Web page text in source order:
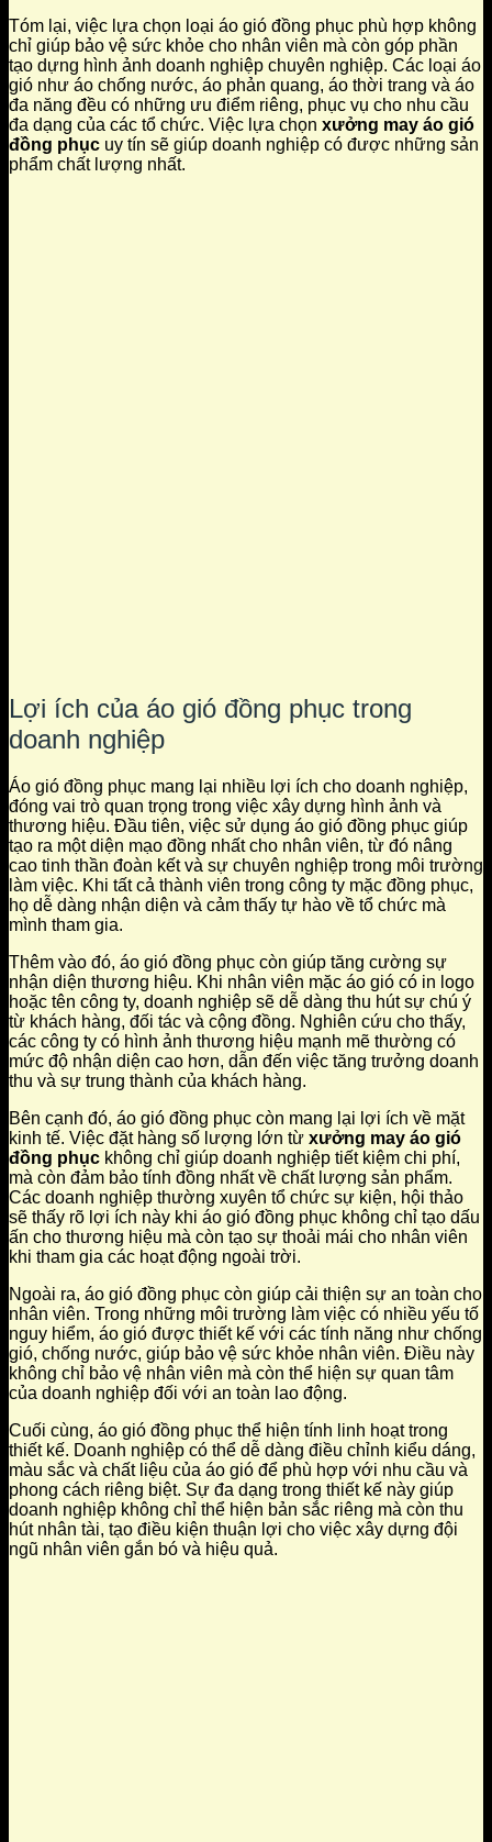
Tóm lại, việc lựa chọn loại áo gió đồng phục phù hợp không
chỉ giúp bảo vệ sức khỏe cho nhân viên mà còn góp phần
tạo dựng hình ảnh doanh nghiệp chuyên nghiệp. Các loại áo
gió như áo chống nước, áo phản quang, áo thời trang và áo
đa năng đều có những ưu điểm riêng, phục vụ cho nhu cầu
đa dạng của các tổ chức. Việc lựa chọn xưởng may áo gió
đồng phục uy tín sẽ giúp doanh nghiệp có được những sản
phẩm chất lượng nhất.
Lợi ích của áo gió đồng phục trong
doanh nghiệp
Áo gió đồng phục mang lại nhiều lợi ích cho doanh nghiệp,
đóng vai trò quan trọng trong việc xây dựng hình ảnh và
thương hiệu. Đầu tiên, việc sử dụng áo gió đồng phục giúp
tạo ra một diện mạo đồng nhất cho nhân viên, từ đó nâng
cao tinh thần đoàn kết và sự chuyên nghiệp trong môi trường
làm việc. Khi tất cả thành viên trong công ty mặc đồng phục,
họ dễ dàng nhận diện và cảm thấy tự hào về tổ chức mà
mình tham gia.
Thêm vào đó, áo gió đồng phục còn giúp tăng cường sự
nhận diện thương hiệu. Khi nhân viên mặc áo gió có in logo
hoặc tên công ty, doanh nghiệp sẽ dễ dàng thu hút sự chú ý
từ khách hàng, đối tác và cộng đồng. Nghiên cứu cho thấy,
các công ty có hình ảnh thương hiệu mạnh mẽ thường có
mức độ nhận diện cao hơn, dẫn đến việc tăng trưởng doanh
thu và sự trung thành của khách hàng.
Bên cạnh đó, áo gió đồng phục còn mang lại lợi ích về mặt
kinh tế. Việc đặt hàng số lượng lớn từ xưởng may áo gió
đồng phục không chỉ giúp doanh nghiệp tiết kiệm chi phí,
mà còn đảm bảo tính đồng nhất về chất lượng sản phẩm.
Các doanh nghiệp thường xuyên tổ chức sự kiện, hội thảo
sẽ thấy rõ lợi ích này khi áo gió đồng phục không chỉ tạo dấu
ấn cho thương hiệu mà còn tạo sự thoải mái cho nhân viên
khi tham gia các hoạt động ngoài trời.
Ngoài ra, áo gió đồng phục còn giúp cải thiện sự an toàn cho
nhân viên. Trong những môi trường làm việc có nhiều yếu tố
nguy hiểm, áo gió được thiết kế với các tính năng như chống
gió, chống nước, giúp bảo vệ sức khỏe nhân viên. Điều này
không chỉ bảo vệ nhân viên mà còn thể hiện sự quan tâm
của doanh nghiệp đối với an toàn lao động.
Cuối cùng, áo gió đồng phục thể hiện tính linh hoạt trong
thiết kế. Doanh nghiệp có thể dễ dàng điều chỉnh kiểu dáng,
màu sắc và chất liệu của áo gió để phù hợp với nhu cầu và
phong cách riêng biệt. Sự đa dạng trong thiết kế này giúp
doanh nghiệp không chỉ thể hiện bản sắc riêng mà còn thu
hút nhân tài, tạo điều kiện thuận lợi cho việc xây dựng đội
ngũ nhân viên gắn bó và hiệu quả.